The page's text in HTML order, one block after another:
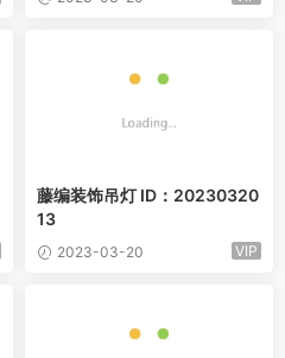
藤编装饰吊灯 ID：20230320
13
2023-03-20 VIP